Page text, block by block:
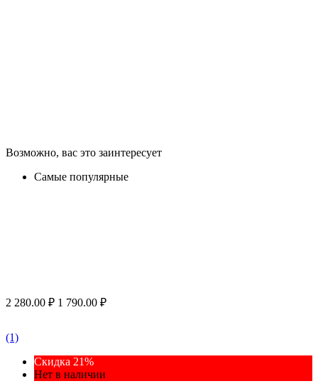
Возможно, вас это заинтересует
Самые популярные
2 280.00 ₽ 1 790.00 ₽
(1)
Скидка 21%
Нет в наличии